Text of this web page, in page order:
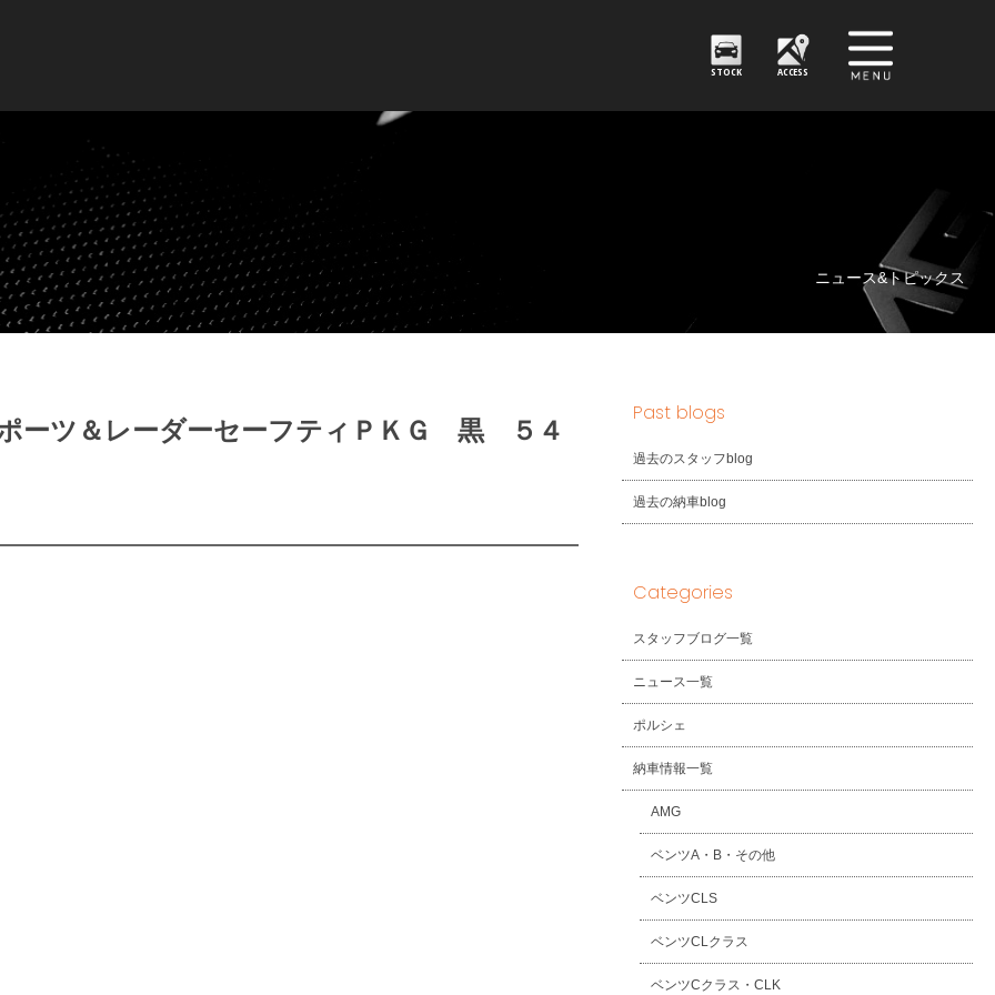
STOCK ACCESS
ニュース&トピックス
ーツ＆レーダーセーフティＰＫＧ 黒 ５４
Past blogs
過去のスタッフblog
過去の納車blog
Categories
スタッフブログ一覧
ニュース一覧
ポルシェ
納車情報一覧
AMG
ベンツA・B・その他
ベンツCLS
ベンツCLクラス
ベンツCクラス・CLK